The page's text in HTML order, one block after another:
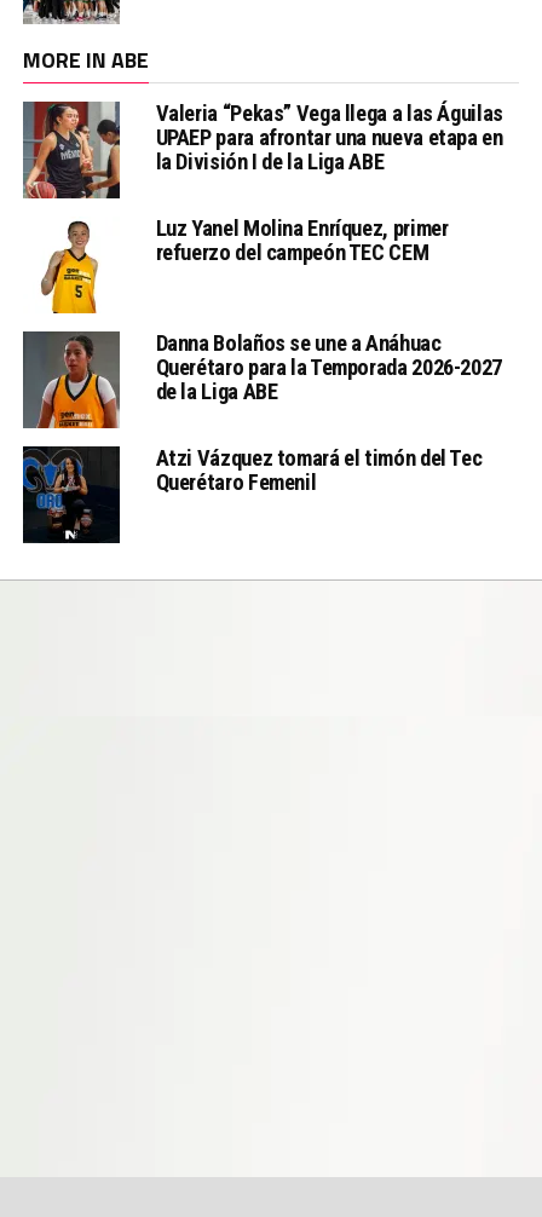
MORE IN ABE
Valeria “Pekas” Vega llega a las Águilas
UPAEP para afrontar una nueva etapa en
la División I de la Liga ABE
Luz Yanel Molina Enríquez, primer
refuerzo del campeón TEC CEM
Danna Bolaños se une a Anáhuac
Querétaro para la Temporada 2026-2027
de la Liga ABE
Atzi Vázquez tomará el timón del Tec
Querétaro Femenil